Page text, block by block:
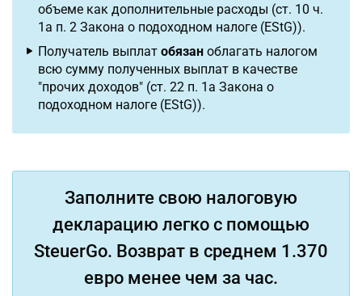
объеме как дополнительные расходы (ст. 10 ч.
1a п. 2 Закона о подоходном налоге (EStG)).
Получатель выплат обязан облагать налогом
всю сумму полученных выплат в качестве
"прочих доходов" (ст. 22 п. 1a Закона о
подоходном налоге (EStG)).
Заполните свою налоговую
декларацию легко с помощью
SteuerGo. Возврат в среднем 1.370
евро менее чем за час.